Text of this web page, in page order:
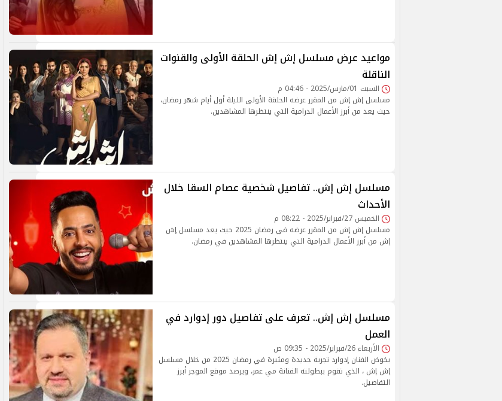
مواعيد عرض مسلسل إش إش الحلقة الأولى والقنوات
الناقلة
السبت 01/مارس/2025 - 04:46 م
مسلسل إش إش من المقرر عرضه الحلقة الأولى الليلة أول أيام شهر رمضان،
حيث يعد من أبرز الأعمال الدرامية التي ينتظرها المشاهدين.
مسلسل إش إش.. تفاصيل شخصية عصام السقا خلال
الأحداث
الخميس 27/فبراير/2025 - 08:22 م
مسلسل إش إش من المقرر عرضه في رمضان 2025 حيث يعد مسلسل إش
إش من أبرز الأعمال الدرامية التي ينتظرها المشاهدين في رمضان.
مسلسل إش إش.. تعرف على تفاصيل دور إدوارد في
العمل
الأربعاء 26/فبراير/2025 - 09:35 ص
يخوض الفنان إدوارد تجربة جديدة ومثيرة في رمضان 2025 من خلال مسلسل
إش إش ، الذي تقوم ببطولته الفنانة مي عمر، ويرصد موقع الموجز أبرز
التفاصيل.